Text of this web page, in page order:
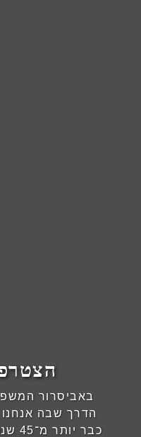
באביסרור
הדרך שבה